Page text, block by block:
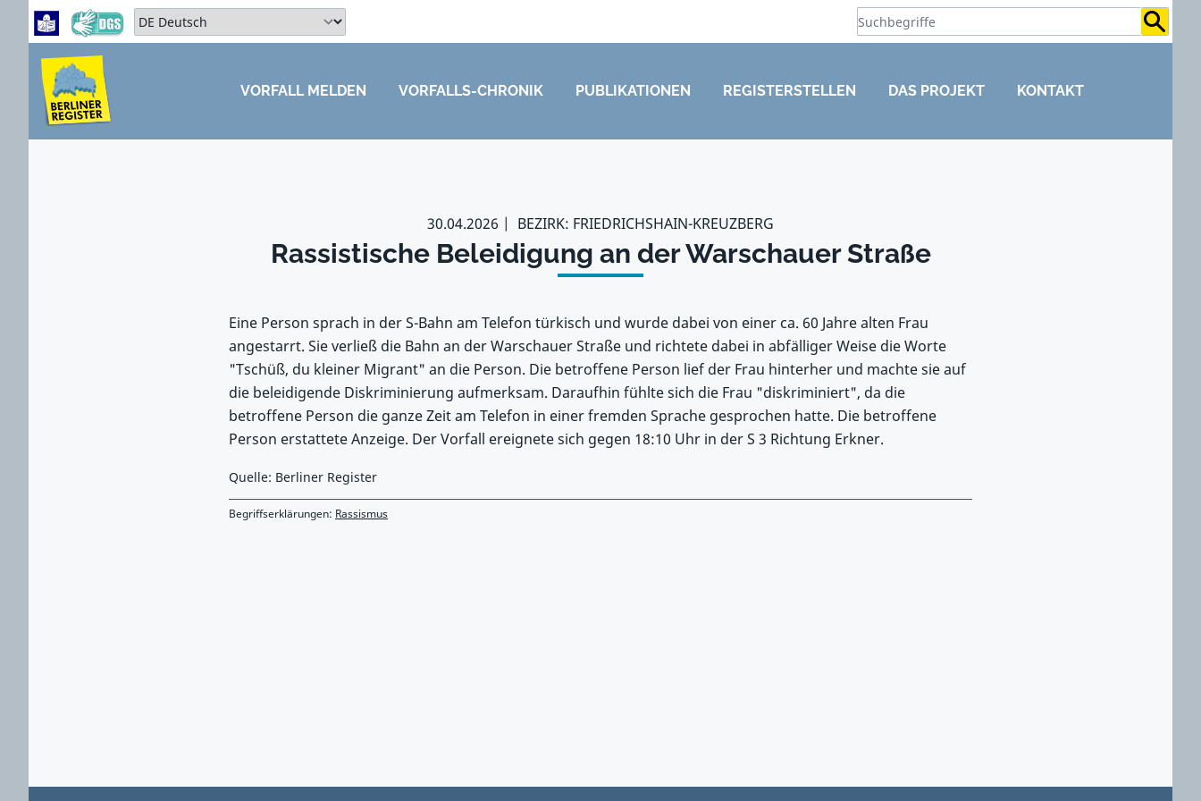
Zum Hauptbereich springen
Zum Hauptmenü springen
Sprache auswählen:
ZUM HAUPTBEREICH SPRINGEN
VORFALL MELDEN VORFALLS-CHRONIK PUBLIKATIONEN REGISTERSTELLEN DAS PROJEKT KONTAKT
30.04.2026 BEZIRK: FRIEDRICHSHAIN-KREUZBERG
Rassistische Beleidigung an der Warschauer Straße
Eine Person sprach in der S-Bahn am Telefon türkisch und wurde dabei von einer ca. 60 Jahre alten Frau
angestarrt. Sie verließ die Bahn an der Warschauer Straße und richtete dabei in abfälliger Weise die Worte
"Tschüß, du kleiner Migrant" an die Person. Die betroffene Person lief der Frau hinterher und machte sie auf
die beleidigende Diskriminierung aufmerksam. Daraufhin fühlte sich die Frau "diskriminiert", da die
betroffene Person die ganze Zeit am Telefon in einer fremden Sprache gesprochen hatte. Die betroffene
Person erstattete Anzeige. Der Vorfall ereignete sich gegen 18:10 Uhr in der S 3 Richtung Erkner.
Quelle: Berliner Register
Begriffserklärungen: Rassismus